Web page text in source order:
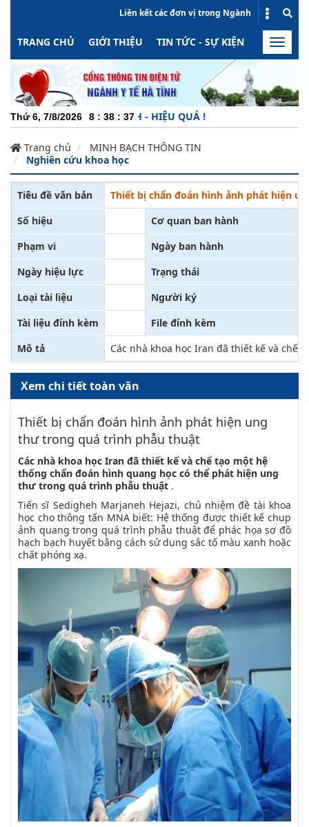
Liên kết các đơn vị trong Ngành
TRANG CHỦ GIỚI THIỆU TIN TỨC - SỰ KIỆN HOẠT
Toggle
Thứ 6, 7/8/2026 8 : 38 : 38
ĐỘNG - MINH BẠCH - HIỆU QUẢ !
Trang chủ
MINH BẠCH THÔNG TIN
Nghiên cứu khoa học
Tiêu đề văn bản
Thiết bị chẩn đoán hình ảnh phát hiện
Số hiệu
Cơ quan ban hành
Phạm vi
Ngày ban hành
Ngày hiệu lực
Trạng thái
Loại tài liệu
Người ký
Tài liệu đính kèm
File đính kèm
Mô tả
Các nhà khoa học Iran đã thiết kế và
Xem chi tiết toàn văn
Thiết bị chẩn đoán hình ảnh phát hiện ung
thư trong quá trình phẫu thuật
Các nhà khoa học Iran đã thiết kế và chế tạo một hệ
thống chẩn đoán hình quang học có thể phát hiện ung
thư trong quá trình phẫu thuật .
Tiến sĩ Sedigheh Marjaneh Hejazi, chủ nhiệm đề tài khoa
học cho thông tấn MNA biết: Hệ thống được thiết kế chụp
ảnh quang trong quá trình phẫu thuật để phác họa sơ đồ
hạch bạch huyết bằng cách sử dụng sắc tố màu xanh hoặc
chất phóng xạ.